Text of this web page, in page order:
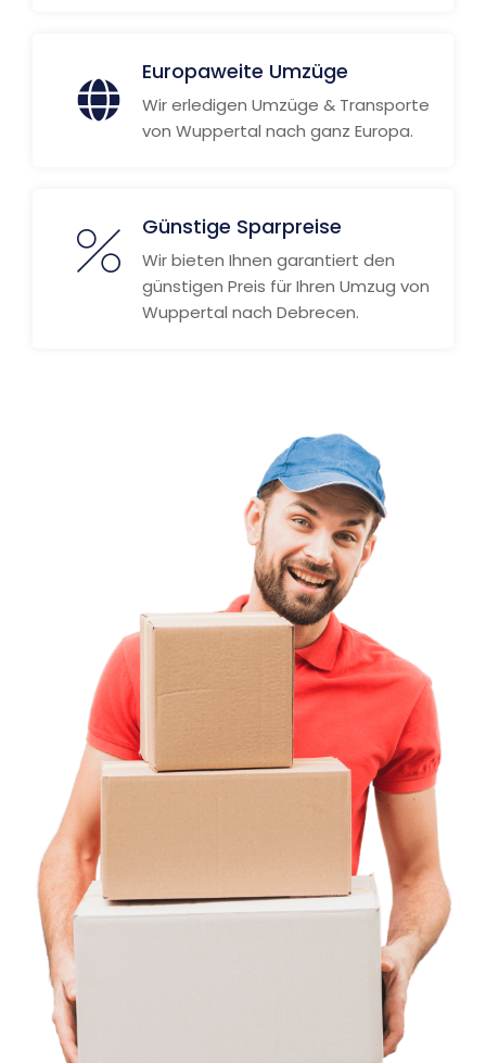
Europaweite Umzüge
Wir erledigen Umzüge & Transporte
von Wuppertal nach ganz Europa.
Günstige Sparpreise
Wir bieten Ihnen garantiert den
günstigen Preis für Ihren Umzug von
Wuppertal nach Debrecen.